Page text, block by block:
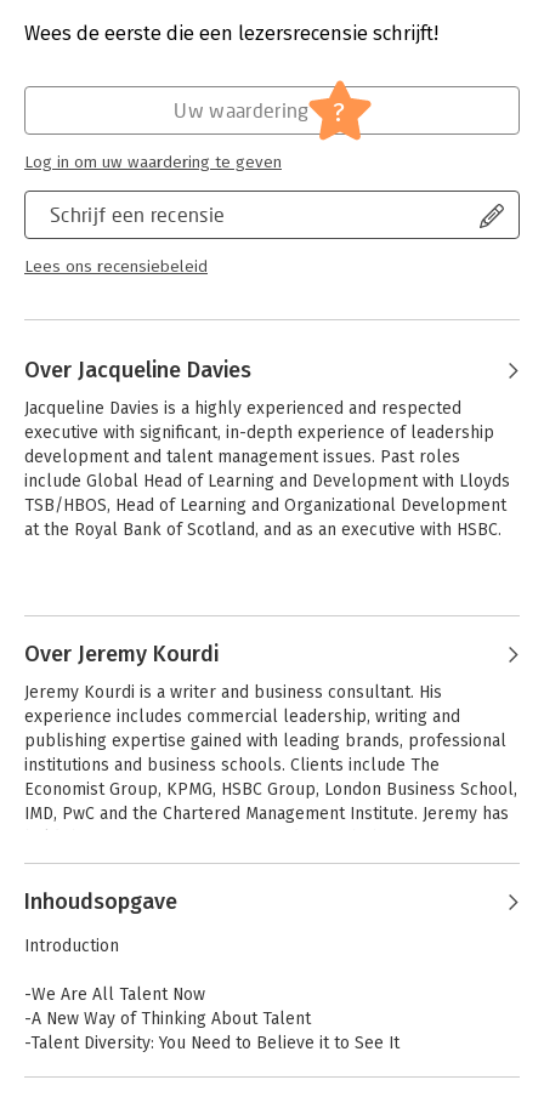
Hoofdrubriek:
Personeelsmanagement
Wees de eerste die een lezersrecensie schrijft!
Schrijf een recensie
Lees ons recensiebeleid
Uw waardering ?
Log in om uw waardering te geven
Over Jacqueline Davies
Jacqueline Davies is a highly experienced and respected
executive with significant, in-depth experience of leadership
development and talent management issues. Past roles
include Global Head of Learning and Development with Lloyds
TSB/HBOS, Head of Learning and Organizational Development
at the Royal Bank of Scotland, and as an executive with HSBC.
Over Jeremy Kourdi
Jeremy Kourdi is a writer and business consultant. His
experience includes commercial leadership, writing and
publishing expertise gained with leading brands, professional
institutions and business schools. Clients include The
Economist Group, KPMG, HSBC Group, London Business School,
IMD, PwC and the Chartered Management Institute. Jeremy has
Group, leading international teams based in London and Vienna
brand. He has also work as Head of Publishing and Research at
the Chartered Management Institute and has established
Andere boeken door Jeremy Kourdi
Inhoudsopgave
Introduction
-We Are All Talent Now
-A New Way of Thinking About Talent
-Talent Diversity: You Need to Believe it to See It